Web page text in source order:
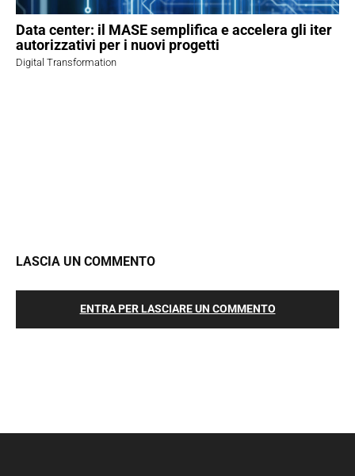
Data center: il MASE semplifica e accelera gli iter
autorizzativi per i nuovi progetti
Digital Transformation
LASCIA UN COMMENTO
ENTRA PER LASCIARE UN COMMENTO